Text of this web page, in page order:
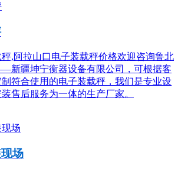
,阿拉山口电子装载秤价格欢迎咨询鲁北
新疆坤宁衡器设备有限公司，可根据客
制符合使用的电子装载秤，我们是专业设
售后服务为一体的生产厂家。
场